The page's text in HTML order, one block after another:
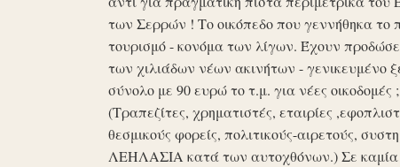
των Σερρών ! Το οικόπεδο που γεννήθηκα το
τουρισμό - κονόμα των λίγων. Έχουν
των χιλιάδων νέων ακινήτων - γενικευμένο
σύνολο με 90 ευρώ το τ.μ. για νέες
(Τραπεζίτες, χρηματιστές, εταιρίες
θεσμικούς φορείς, πολιτικούς-αιρετούς,
ΛΕΗΛΑΣΙΑ κατά των αυτοχθόνων.) Σε καμία